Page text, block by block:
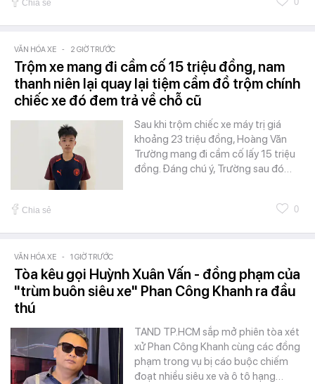
Chia sẻ
VĂN HÓA XE - 2 GIỜ TRƯỚC
Trộm xe mang đi cầm cố 15 triệu đồng, nam
thanh niên lại quay lại tiệm cầm đồ trộm chính
chiếc xe đó đem trả về chỗ cũ
Sau khi trộm chiếc xe máy trị giá
khoảng 23 triệu đồng, Hoàng Văn
Trường mang đi cầm cố lấy 15 triệu
đồng. Đáng chú ý, Trường sau đó…
Chia sẻ 0
VĂN HÓA XE - 1 GIỜ TRƯỚC
Tòa kêu gọi Huỳnh Xuân Vấn - đồng phạm của
"trùm buôn siêu xe" Phan Công Khanh ra đầu
thú
TAND TP.HCM sắp mở phiên tòa xét
xử Phan Công Khanh cùng các đồng
phạm trong vụ bị cáo buộc chiếm
đoạt nhiều siêu xe và ô tô hạng…